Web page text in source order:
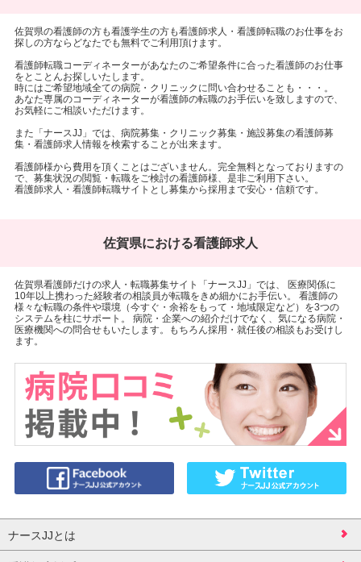
佐賀県の看護師の方も看護学生の方も看護師求人・看護師転職のお仕事をお
探しの方ならどなたでも無料でご利用頂けます。
看護師転職コーディネーターがあなたのご希望条件に合った看護師のお仕事
をとことんお探しいたします。
時にはご希望地域全ての病院・クリニックに問い合わせることも・・・。
あなた専属のコーディネーターが看護師の転職のお手伝いを致しますので、
お気軽にご相談いただけます。
また「ナースJJ」では、病院募集・クリニック募集・施設募集の看護師募
集・看護師求人情報を検索することが出来ます。
看護師様から費用を頂くことはございません。完全無料となっておりますの
で、募集状況の閲覧・転職をご検討の看護師様、是非ご利用下さい。
看護師求人・看護師転職サイトとし募集から採用まで安心・信頼です。
佐賀県における看護師求人
佐賀県看護師だけの求人・転職募集サイト「ナースJJ」では、 医療関係に
10年以上携わった経験者の相談員が転職をきめ細かにお手伝い。 看護師の
様々な転職の条件や環境（今すぐ・余裕をもって・地域限定など）を3つの
システムを柱にサポート。 病院・企業への紹介だけでなく、気になる病院・
医療機関への問合せもいたします。もちろん採用・就任後の相談もお受けし
ます。
ナースJJとは